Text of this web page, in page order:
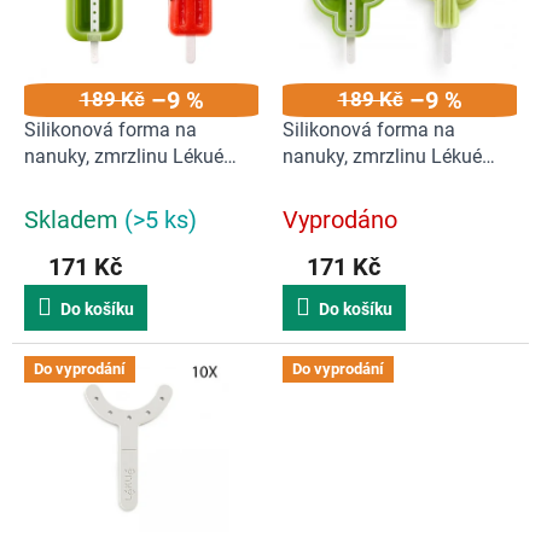
189 Kč –9 %
Silikonová forma na
nanuky, zmrzlinu Lékué
velké
Skladem (>5 ks)
171 Kč
Do košíku
189 Kč –9 %
Silikonová forma na
nanuky, zmrzlinu Lékué
Vyprodáno
171 Kč
Do košíku
Do vyprodání Do vyprodání